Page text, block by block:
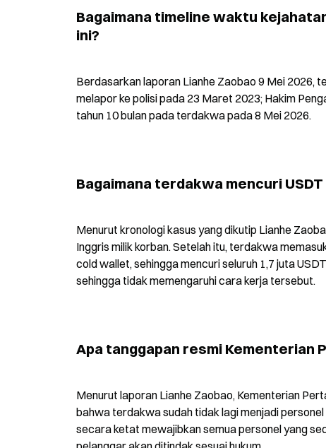
Bagaimana timeline waktu
ini?
Berdasarkan laporan Lianhe Zaobao 9 Mei 2026,
melapor ke polisi pada 23 Maret 2023; Hakim
tahun 10 bulan pada terdakwa pada 8 Mei 2026.
Bagaimana terdakwa mencuri
Menurut kronologi kasus yang dikutip Lianhe
Inggris milik korban. Setelah itu, terdakwa
cold wallet, sehingga mencuri seluruh 1,7 juta
sehingga tidak memengaruhi cara kerja tersebut.
Apa tanggapan resmi Kementerian
Menurut laporan Lianhe Zaobao, Kementerian
bahwa terdakwa sudah tidak lagi menjadi
secara ketat mewajibkan semua personel yang